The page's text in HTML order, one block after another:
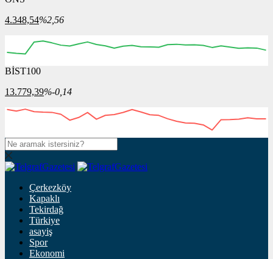
4.348,54%2,56
BİST100
13.779,39%-0,14
Çerkezköy
Kapaklı
Tekirdağ
Türkiye
asayiş
Spor
Ekonomi